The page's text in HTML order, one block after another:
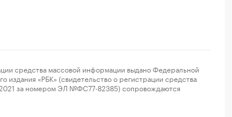
средства массовой информации выдано Федеральной
«РБК» (свидетельство о регистрации средства
за номером ЭЛ №ФС77-82385) сопровождаются